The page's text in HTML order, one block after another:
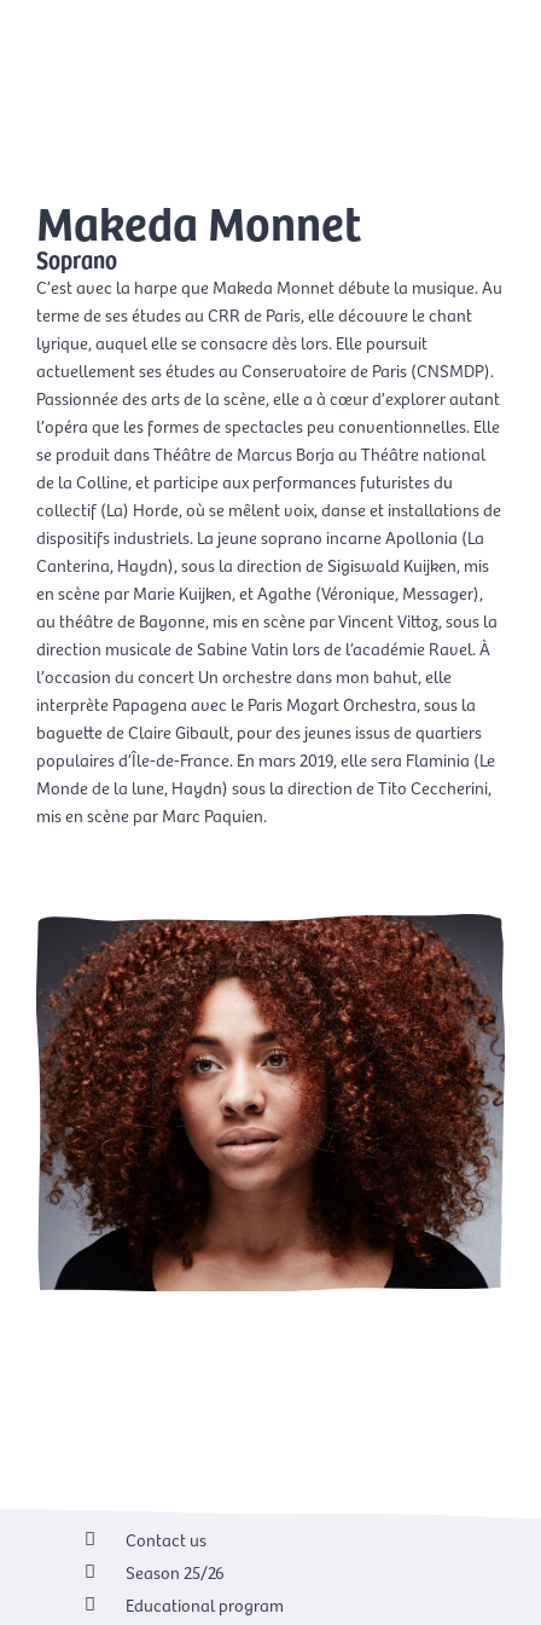
Makeda Monnet
Soprano
C’est avec la harpe que Makeda Monnet débute la musique. Au
terme de ses études au CRR de Paris, elle découvre le chant
lyrique, auquel elle se consacre dès lors. Elle poursuit
actuellement ses études au Conservatoire de Paris (CNSMDP).
Passionnée des arts de la scène, elle a à cœur d’explorer autant
l’opéra que les formes de spectacles peu conventionnelles. Elle
se produit dans Théâtre de Marcus Borja au Théâtre national
de la Colline, et participe aux performances futuristes du
collectif (La) Horde, où se mêlent voix, danse et installations de
dispositifs industriels. La jeune soprano incarne Apollonia (La
Canterina, Haydn), sous la direction de Sigiswald Kuijken, mis
en scène par Marie Kuijken, et Agathe (Véronique, Messager),
au théâtre de Bayonne, mis en scène par Vincent Vittoz, sous la
direction musicale de Sabine Vatin lors de l’académie Ravel. À
l’occasion du concert Un orchestre dans mon bahut, elle
interprète Papagena avec le Paris Mozart Orchestra, sous la
baguette de Claire Gibault, pour des jeunes issus de quartiers
populaires d’Île-de-France. En mars 2019, elle sera Flaminia (Le
Monde de la lune, Haydn) sous la direction de Tito Ceccherini,
mis en scène par Marc Paquien.
Contact us
Season 25/26
Educational program